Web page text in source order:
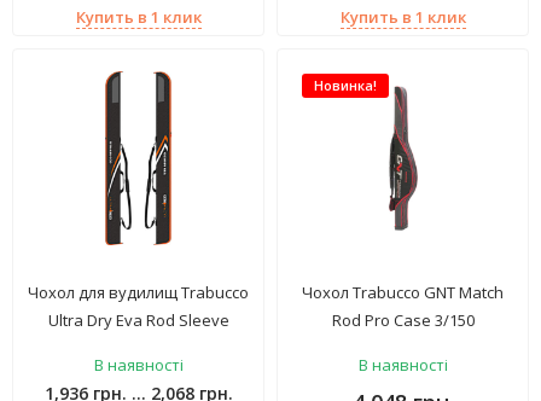
Купить в 1 клик Купить в 1 клик
Чохол для вудилищ Trabucco
Ultra Dry Eva Rod Sleeve
В наявності
1,936 грн. ... 2,068 грн.
Новинка!
Чохол Trabucco GNT Match
Rod Pro Case 3/150
В наявності